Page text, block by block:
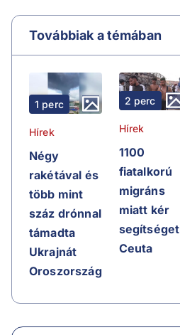
Továbbiak a témában
1 perc
Hírek
Négy
rakétával és
több mint
száz drónnal
támadta
Ukrajnát
Oroszország
2 perc
Hírek
1100
fiatalkorú
migráns
miatt kér
segítséget
Ceuta